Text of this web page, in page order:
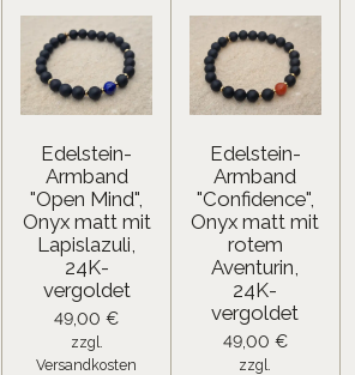
Edelstein-
Armband
"Open Mind",
Onyx matt mit
Lapislazuli,
24K-
vergoldet
49,00 €
zzgl.
Versandkosten
Edelstein-
Armband
"Confidence",
Onyx matt mit
rotem
Aventurin,
24K-
vergoldet
49,00 €
zzgl.